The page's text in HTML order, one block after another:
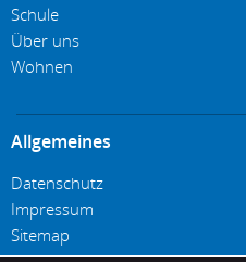
Schule
Über uns
Wohnen
Allgemeines
Datenschutz
Impressum
Sitemap